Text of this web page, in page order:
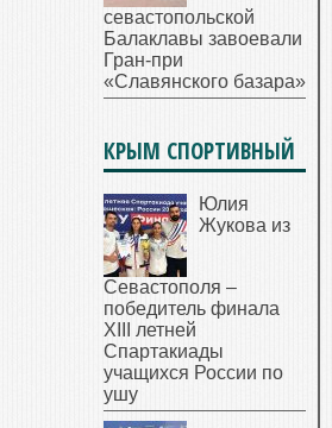
севастопольской
Балаклавы завоевали
Гран-при
«Славянского базара»
КРЫМ СПОРТИВНЫЙ
Юлия
Жукова из
Севастополя –
победитель финала
XIII летней
Спартакиады
учащихся России по
ушу